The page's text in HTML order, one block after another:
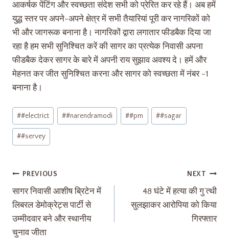
आकर्षक पेंटिंग और स्वच्छता संदेश सभी को प्रेरित कर रहे हैं। अब हमें
युद्ध स्तर पर अपने-अपने क्षेत्र में सभी तैयारियां पूरी कर नागरिकों को
भी और जागरूक बनाना है। नागरिकों द्वारा लगातार फीडबैक दिया जा
रहा है हम सभी सुनिश्चित करें की सागर का प्रत्येक निवासी अपना
फीडबैक देकर सागर के बारे में अपनी राय सुझाव अवश्य दे। हमें और
मेहनत कर जीत सुनिश्चित करना और सागर को स्वच्छता में नंबर -1
बनाना है।
##electrict ##narendramodi ##pm ##sagar
##servey
PREVIOUS
सागर निवासी आशीष ब्रिटेन में
लिबरल डेमोक्रेट्स पार्टी से
उम्मीदवार बने और स्थानीय
चुनाव जीता
NEXT
48 घंटे में हत्या की गु’त्थी
सुलझाकर आरोपिया को किया
गिरफ्तार